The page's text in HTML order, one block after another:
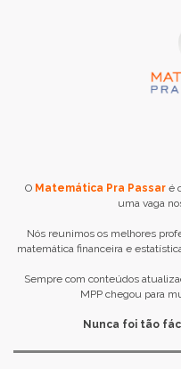
O Matemática Pra Passaré
uma vaga
Nós reunimos os melhores
matemática financeira e
Sempre com conteúdos
MPP chegou para
Nunca foi tão